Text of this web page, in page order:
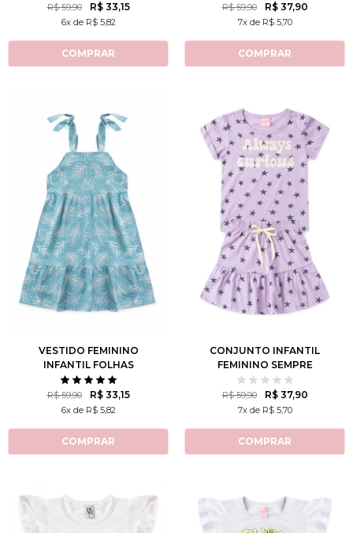
R$ 59,90 R$ 33,15
6x de R$ 5,82
COMPRAR
R$ 59,90 R$ 37,90
7x de R$ 5,70
COMPRAR
1 2 3 4 6
VESTIDO FEMININO
INFANTIL FOLHAS
BRANCAS
R$ 59,90 R$ 33,15
6x de R$ 5,82
COMPRAR
2 3 4 6 8
10 12
CONJUNTO INFANTIL
FEMININO SEMPRE
CURIOSA
R$ 59,90 R$ 37,90
7x de R$ 5,70
COMPRAR